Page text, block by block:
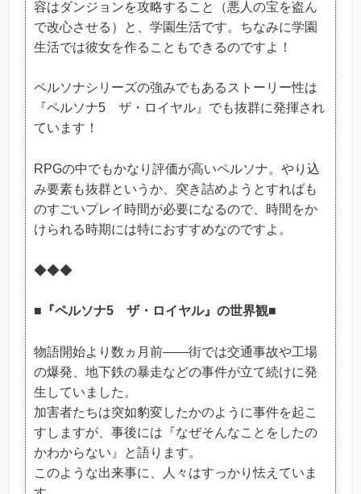
容はダンジョンを攻略すること（悪人の宝を盗ん
で改心させる）と、学園生活です。ちなみに学園
生活では彼女を作ることもできるのですよ！
ペルソナシリーズの強みでもあるストーリー性は
『ペルソナ5 ザ・ロイヤル』でも抜群に発揮され
ています！
RPGの中でもかなり評価が高いペルソナ。やり込
み要素も抜群というか、突き詰めようとすればも
のすごいプレイ時間が必要になるので、時間をか
けられる時期には特におすすめなのですよ。
◆◆◆
■『ペルソナ5 ザ・ロイヤル』の世界観■
物語開始より数ヵ月前――街では交通事故や工場
の爆発、地下鉄の暴走などの事件が立て続けに発
生していました。
加害者たちは突如豹変したかのように事件を起こ
すしますが、事後には『なぜそんなことをしたの
かわからない』と語ります。
このような出来事に、人々はすっかり怯えていま